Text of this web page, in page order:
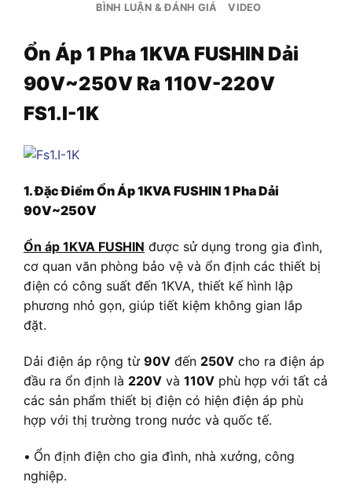
BÌNH LUẬN & ĐÁNH GIÁ VIDEO
Ổn Áp 1 Pha 1KVA FUSHIN Dải
90V~250V Ra 110V-220V
FS1.I-1K
1. Đặc Điểm Ổn Áp 1KVA FUSHIN 1 Pha Dải
90V~250V
Ổn áp 1KVA FUSHIN được sử dụng trong gia đình,
cơ quan văn phòng bảo vệ và ổn định các thiết bị
điện có công suất đến 1KVA, thiết kế hình lập
phương nhỏ gọn, giúp tiết kiệm không gian lắp
đặt.
Dải điện áp rộng từ 90V đến 250V cho ra điện áp
đầu ra ổn định là 220V và 110V phù hợp với tất cả
các sản phẩm thiết bị điện có hiện điện áp phù
hợp với thị trường trong nước và quốc tế.
• Ổn định điện cho gia đình, nhà xưởng, công
nghiệp.